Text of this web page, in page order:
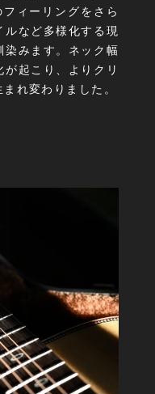
ィーリングをさら
ルなど多様化する現
染みます。ネック幅
起こり、よりクリ
れ変わりました。